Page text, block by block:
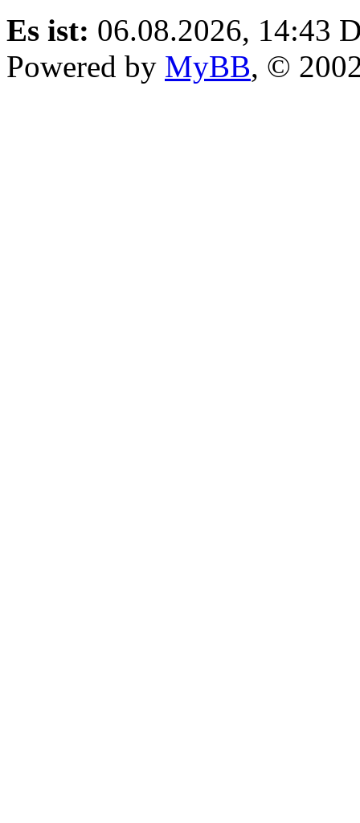
Es ist: 06.08.2026, 14:43
Powered by MyBB, ©